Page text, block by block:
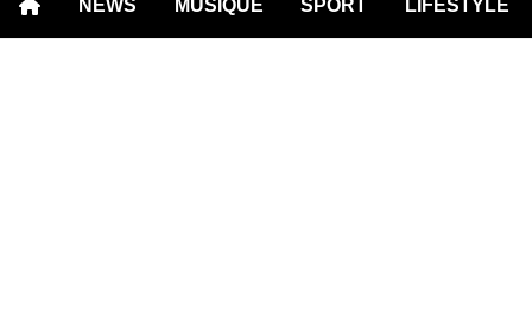
NEWS MUSIQUE SPORT LIFESTYLE